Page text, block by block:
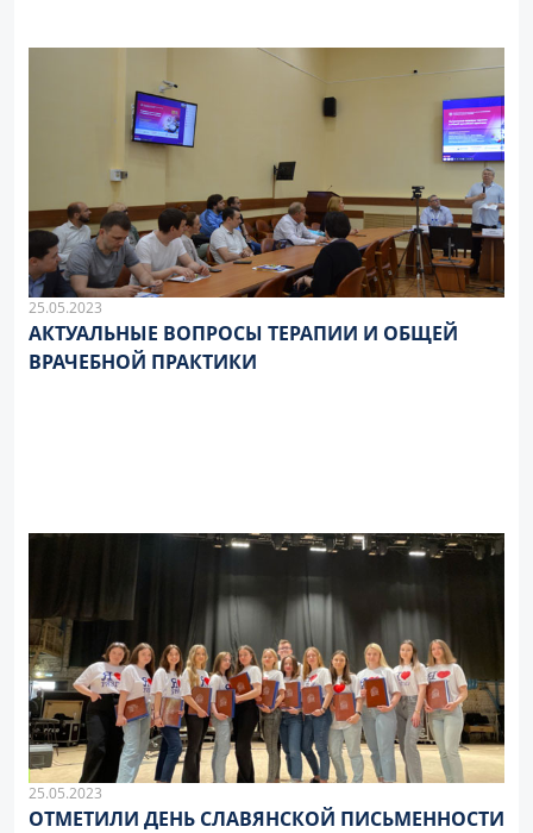
25.05.2023
АКТУАЛЬНЫЕ ВОПРОСЫ ТЕРАПИИ И ОБЩЕЙ
ВРАЧЕБНОЙ ПРАКТИКИ
25.05.2023
ОТМЕТИЛИ ДЕНЬ СЛАВЯНСКОЙ ПИСЬМЕННОСТИ